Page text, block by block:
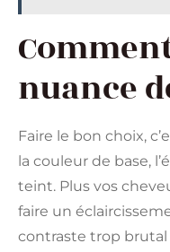
nuance
Faire le bon choix,
la couleur de base,
teint. Plus vos
faire un
contraste trop brutal